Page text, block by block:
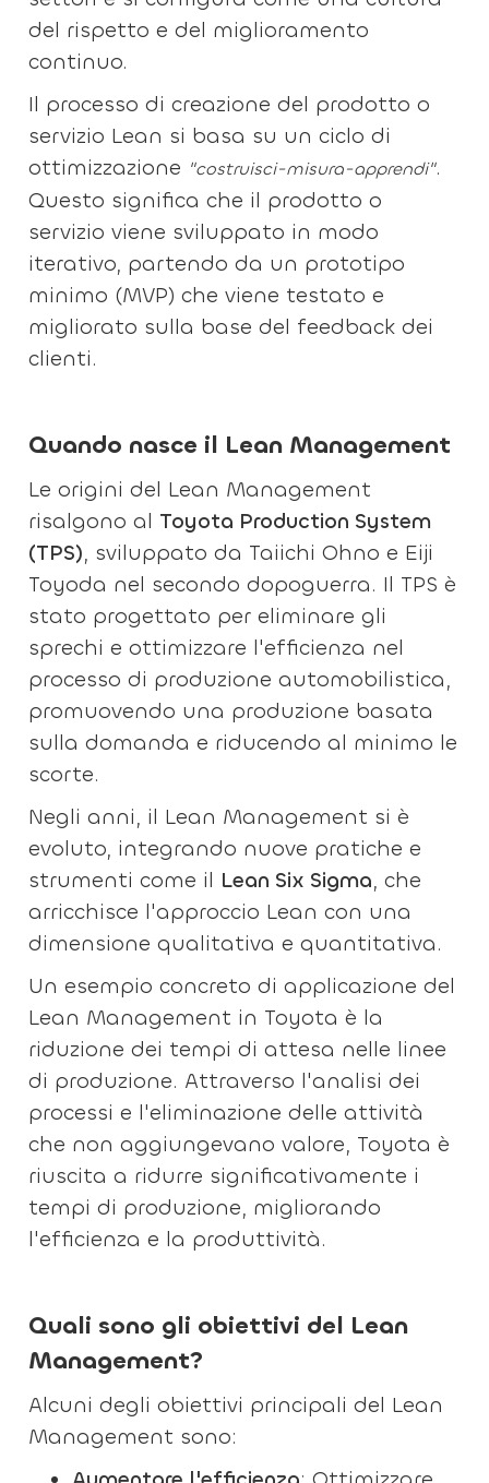
del rispetto e del miglioramento
continuo.
Il processo di creazione del prodotto o
servizio Lean si basa su un ciclo di
ottimizzazione "costruisci-misura-apprendi".
Questo significa che il prodotto o
servizio viene sviluppato in modo
iterativo, partendo da un prototipo
minimo (MVP) che viene testato e
migliorato sulla base del feedback dei
clienti.
Quando nasce il Lean Management
Le origini del Lean Management
risalgono al Toyota Production System
(TPS), sviluppato da Taiichi Ohno e Eiji
Toyoda nel secondo dopoguerra. Il TPS è
stato progettato per eliminare gli
sprechi e ottimizzare l'efficienza nel
processo di produzione automobilistica,
promuovendo una produzione basata
sulla domanda e riducendo al minimo le
scorte.
Negli anni, il Lean Management si è
evoluto, integrando nuove pratiche e
strumenti come il Lean Six Sigma, che
arricchisce l'approccio Lean con una
dimensione qualitativa e quantitativa.
Un esempio concreto di applicazione del
Lean Management in Toyota è la
riduzione dei tempi di attesa nelle linee
di produzione. Attraverso l'analisi dei
processi e l'eliminazione delle attività
che non aggiungevano valore, Toyota è
riuscita a ridurre significativamente i
tempi di produzione, migliorando
l'efficienza e la produttività.
Quali sono gli obiettivi del Lean
Management?
Alcuni degli obiettivi principali del Lean
Management sono: